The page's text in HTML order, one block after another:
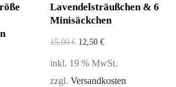
Lavendelsträußchen & 6
Minisäckchen
15,00€ 12,50 €
inkl. 19 % MwSt.
zzgl. Versandkosten